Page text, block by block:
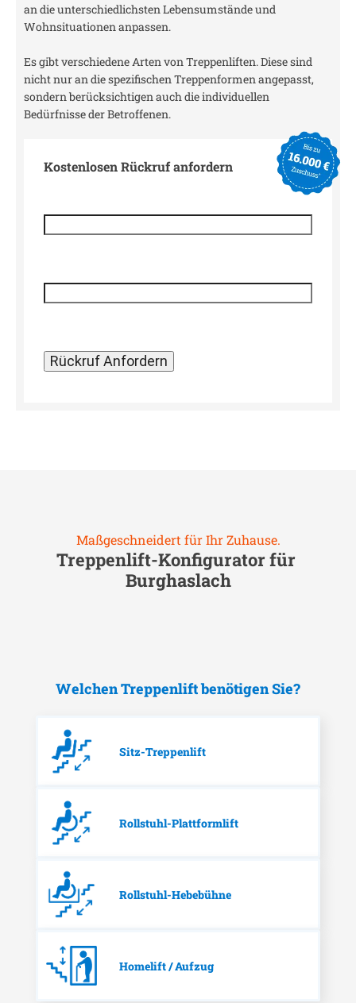
an die unterschiedlichsten Lebensumstände und
Wohnsituationen anpassen.
Es gibt verschiedene Arten von Treppenliften. Diese sind
nicht nur an die spezifischen Treppenformen angepasst,
sondern berücksichtigen auch die individuellen
Bedürfnisse der Betroffenen.
Kostenlosen Rückruf anfordern
Maßgeschneidert für Ihr Zuhause.
Treppenlift-Konfigurator für
Burghaslach
Welchen Treppenlift benötigen Sie?
Sitz-Treppenlift
Rollstuhl-Plattformlift
Rollstuhl-Hebebühne
Homelift / Aufzug